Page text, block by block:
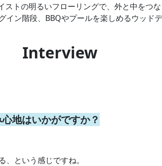
ストの明るいフローリングで、外と中をつ
ン階段、BBQやプールを楽しめるウッド
Interview
地はいかがですか？
という感じですね。